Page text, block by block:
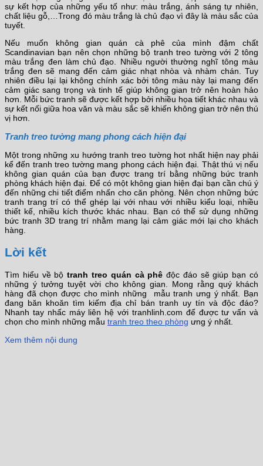
sự kết hợp của những yếu tố như: màu trắng, ánh sáng tự nhiên,
chất liệu gỗ,…Trong đó màu trắng là chủ đạo vì đây là màu sắc của
tuyết.
Nếu muốn không gian quán cà phê của mình đậm chất
Scandinavian bạn nên chọn những bộ tranh treo tường với 2 tông
màu trắng đen làm chủ đạo. Nhiều người thường nghĩ tông màu
trắng đen sẽ mang đến cảm giác nhạt nhòa và nhàm chán. Tuy
nhiên điều lại lại không chính xác bởi tông màu này lại mang đến
cảm giác sang trọng và tinh tế giúp không gian trở nên hoàn hảo
hơn. Mỗi bức tranh sẽ được kết hợp bởi nhiều họa tiết khác nhau và
sự kết nối giữa hoa văn và màu sắc sẽ khiến không gian trở nên thú
vị hơn.
Tranh treo tường mang phong cách hiện đại
Một trong những xu hướng tranh treo tường hot nhất hiện nay phải
kể đến tranh treo tường mang phong cách hiện đại. Thật thú vị nếu
không gian quán của bạn được trang trí bằng những bức tranh
phòng khách hiện đại. Để có một không gian hiện đại bạn cần chú ý
đến những chi tiết điểm nhấn cho căn phòng. Nên chọn những bức
tranh trang trí có thể ghép lại với nhau với nhiều kiểu loại, nhiều
thiết kế, nhiều kích thước khác nhau. Bạn có thể sử dụng những
bức tranh 3D trang trí nhằm mang lại cảm giác mới lại cho khách
hàng.
Lời kết
Tìm hiểu về bộtranh treo quán cà phê độc đáo sẽ giúp bạn có
những ý tưởng tuyệt vời cho không gian. Mong rằng quý khách
hàng đã chọn được cho mình những mẫu tranh ưng ý nhất. Bạn
đang băn khoăn tìm kiếm địa chỉ bán tranh uy tín và độc đáo?
Nhanh tay nhấc máy liên hệ với tranhlinh.com để được tư vấn và
chọn cho mình những mẫu tranh treo theo phòng ưng ý nhất.
Xem thêm nội dung